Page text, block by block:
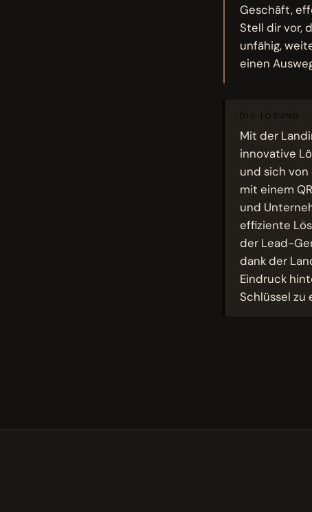
Geschäft,
Stell dir vor,
unfähig,
einen
DIE LÖSUNG
Mit der
innovative
und sich
mit einem
und
effiziente
der Lead-
dank der
Eindruck
Schlüssel